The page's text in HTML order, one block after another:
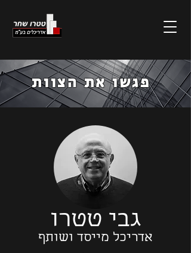
פגשו את הצוות
גבי טטרו
אדריכל מייסד ושותף